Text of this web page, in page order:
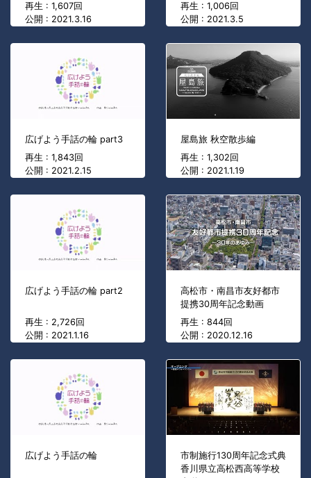
再生 : 1,607回
公開 : 2021.3.16
再生 : 1,006回
公開 : 2021.3.5
広げよう手話の輪 part3
再生 : 1,843回
公開 : 2021.2.15
屋島旅 秋空散歩編
再生 : 1,302回
公開 : 2021.1.19
広げよう手話の輪 part2
再生 : 2,726回
公開 : 2021.1.16
高松市・南昌市友好都市
提携30周年記念動画
再生 : 844回
公開 : 2020.12.16
広げよう手話の輪
市制施行130周年記念式典
香川県立高松西高等学校